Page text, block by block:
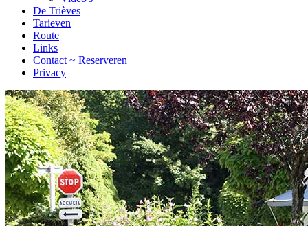
De Trièves
Tarieven
Route
Links
Contact ~ Reserveren
Privacy